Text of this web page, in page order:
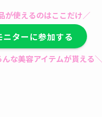
が使えるのはここだけ／
ターに参加する
な美容アイテムが貰える＼